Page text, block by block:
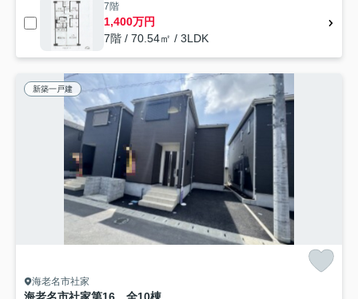
7階
1,400万円
7階 / 70.54㎡ / 3LDK
新築一戸建
海老名市社家